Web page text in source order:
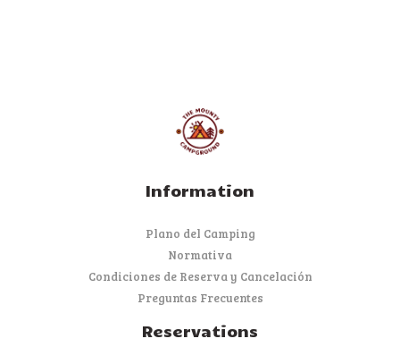
Information
Plano del Camping
Normativa
Condiciones de Reserva y Cancelación
Preguntas Frecuentes
Reservations